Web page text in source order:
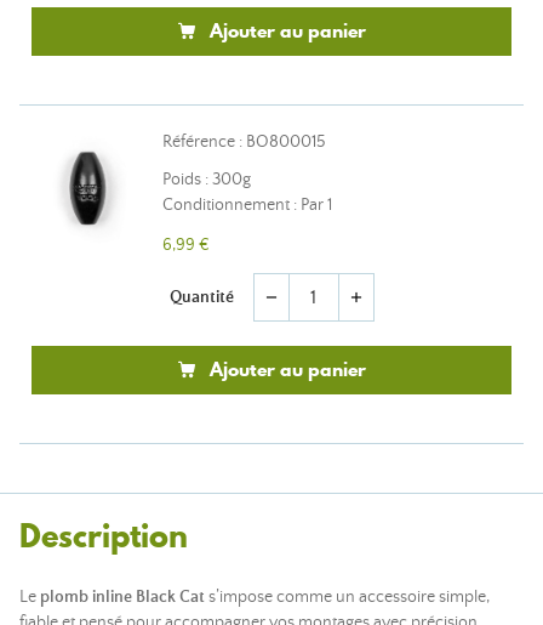
Ajouter au panier
Référence : BO800015
Poids : 300g
Conditionnement : Par 1
6,99 €
Quantité remove add
Ajouter au panier
Description
Le plomb inline Black Cats’impose comme un accessoire simple,